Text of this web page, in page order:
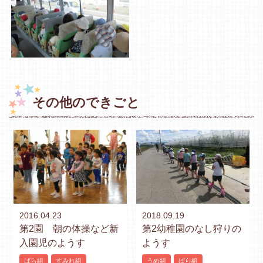
その他のできごと
2016.04.23
第2園 朝の体操など新
入園児のようす
ばら組 すみれ組
2018.09.19
第2幼稚園のなし狩りの
ようす
うめ組 ばら組